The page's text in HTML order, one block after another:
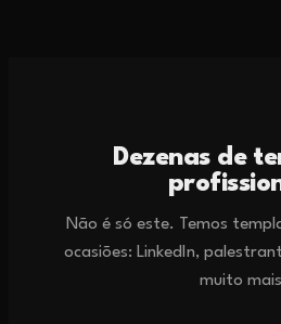
Dezenas de
Não é só este. Temos
ocasiões: LinkedIn,
muito